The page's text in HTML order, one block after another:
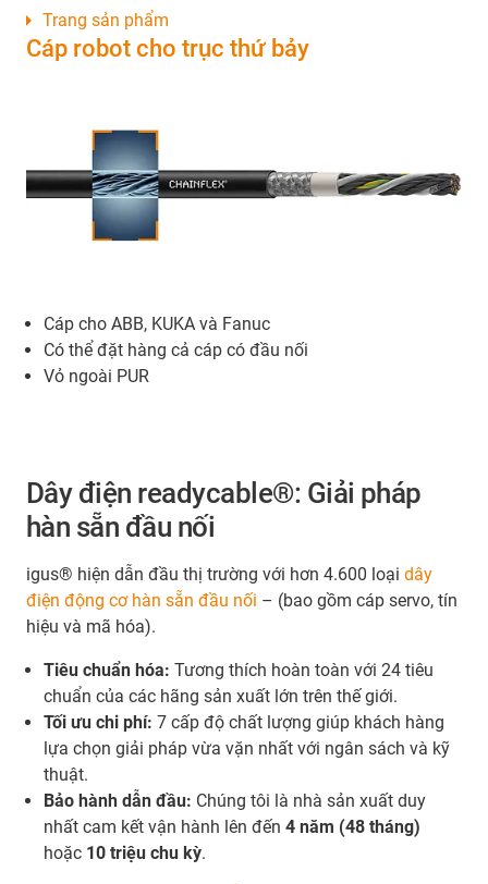
Cáp robot cho trục thứ bảy
Cáp cho ABB, KUKA và Fanuc
Có thể đặt hàng cả cáp có đầu nối
Vỏ ngoài PUR
Trang sản phẩm
Dây điện readycable®: Giải pháp
hàn sẵn đầu nối
igus® hiện dẫn đầu thị trường với hơn 4.600 loại dây
điện động cơ hàn sẵn đầu nối – (bao gồm cáp servo, tín
hiệu và mã hóa).
Tiêu chuẩn hóa: Tương thích hoàn toàn với 24 tiêu
chuẩn của các hãng sản xuất lớn trên thế giới.
Tối ưu chi phí: 7 cấp độ chất lượng giúp khách hàng
lựa chọn giải pháp vừa vặn nhất với ngân sách và kỹ
thuật.
Bảo hành dẫn đầu: Chúng tôi là nhà sản xuất duy
nhất cam kết vận hành lên đến 4 năm (48 tháng)
hoặc 10 triệu chu kỳ.